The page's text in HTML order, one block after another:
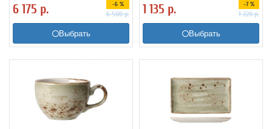
6 175 р. -6 %
6 500р.
Выбрать
1 135 р. -7 %
1 220р.
Выбрать